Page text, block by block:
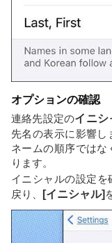
オプションの確認
連絡先設定のイニシ
先名の表示に影響
ネームの順序ではな
ります。
イニシャルの設定
戻り、
[イニシャル]